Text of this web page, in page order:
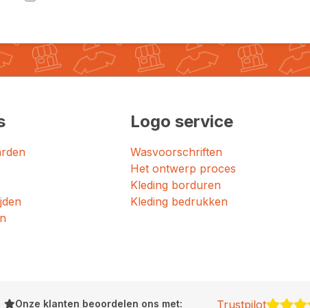
Logo service
Wasvoorschriften
Het ontwerp proces
Kleding borduren
Kleding bedrukken
Onze klanten beoordelen ons met: Trustpilot